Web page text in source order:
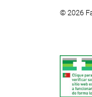
© 2026